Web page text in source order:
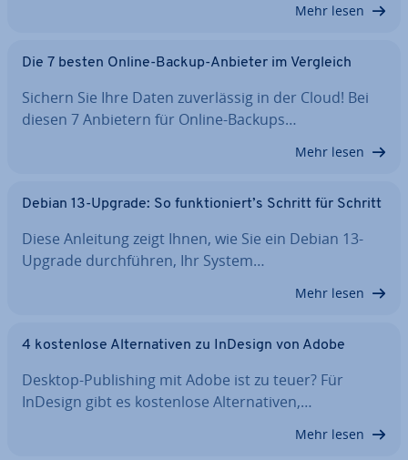
Mehr lesen
Die 7 besten Online-Backup-Anbieter im Vergleich
Sichern Sie Ihre Daten zu­ver­läs­sig in der Cloud! Bei
diesen 7 Anbietern für Online-Backups…
Mehr lesen
Debian 13-Upgrade: So funk­tio­niert’s Schritt für Schritt
Diese Anleitung zeigt Ihnen, wie Sie ein Debian 13-
Upgrade durch­füh­ren, Ihr System…
Mehr lesen
4 kos­ten­lo­se Al­ter­na­ti­ven zu InDesign von Adobe
Desktop-Pu­bli­shing mit Adobe ist zu teuer? Für
InDesign gibt es kos­ten­lo­se Al­ter­na­ti­ven,…
Mehr lesen